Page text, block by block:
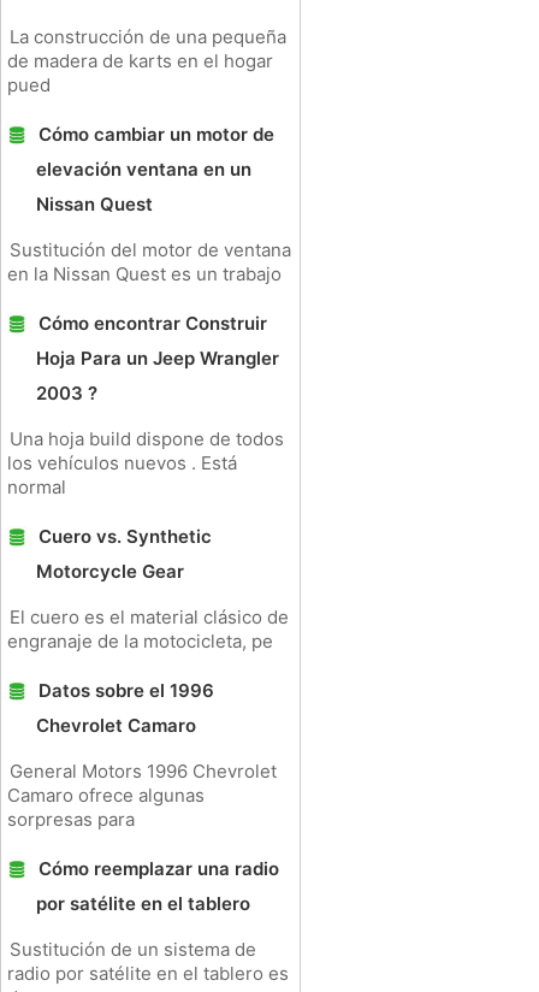
La construcción de una pequeña
de madera de karts en el hogar
pued
Cómo cambiar un motor de
elevación ventana en un
Nissan Quest
Sustitución del motor de ventana
en la Nissan Quest es un trabajo
Cómo encontrar Construir
Hoja Para un Jeep Wrangler
2003 ?
Una hoja build dispone de todos
los vehículos nuevos . Está
normal
Cuero vs. Synthetic
Motorcycle Gear
El cuero es el material clásico de
engranaje de la motocicleta, pe
Datos sobre el 1996
Chevrolet Camaro
General Motors 1996 Chevrolet
Camaro ofrece algunas
sorpresas para
Cómo reemplazar una radio
por satélite en el tablero
Sustitución de un sistema de
radio por satélite en el tablero es